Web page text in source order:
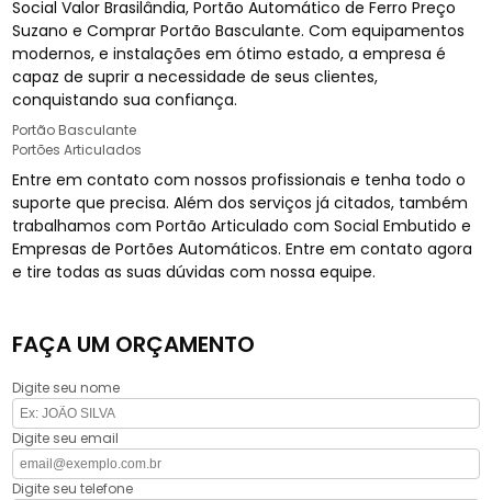
Social Valor Brasilândia, Portão Automático de Ferro Preço
Suzano e Comprar Portão Basculante. Com equipamentos
modernos, e instalações em ótimo estado, a empresa é
capaz de suprir a necessidade de seus clientes,
conquistando sua confiança.
Portão Basculante
Portões Articulados
Entre em contato com nossos profissionais e tenha todo o
suporte que precisa. Além dos serviços já citados, também
trabalhamos com Portão Articulado com Social Embutido e
Empresas de Portões Automáticos. Entre em contato agora
e tire todas as suas dúvidas com nossa equipe.
FAÇA UM ORÇAMENTO
Digite seu nome
Digite seu email
Digite seu telefone